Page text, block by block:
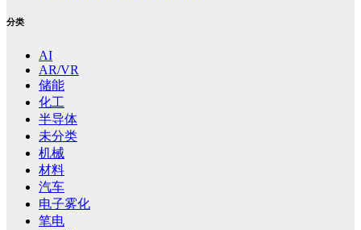
分类
AI
AR/VR
储能
化工
半导体
未分类
机械
材料
汽车
电子雾化
笔电